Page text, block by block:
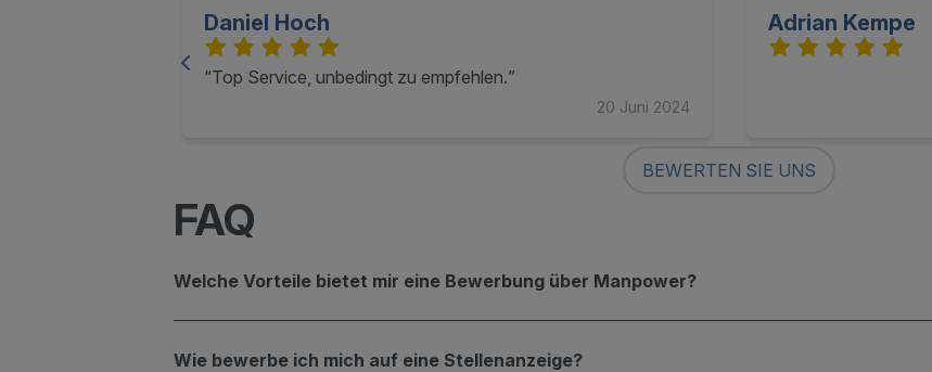
Daniel Hoch
20 Juni 2024
Top Service, unbedingt zu empfehlen.
Adrian Kempe
BEWERTEN SIE UNS
FAQ
Welche Vorteile bietet mir eine Bewerbung über Manpower?
Wie bewerbe ich mich auf eine Stellenanzeige?